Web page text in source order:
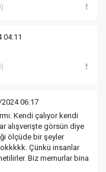
04:11
06:17
Kendi çalıyor kendi
alışverişte görsün diye
ölçüde bir şeyler
Çünkü insanlar
Biz memurlar bina